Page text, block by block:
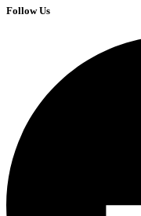
Follow Us